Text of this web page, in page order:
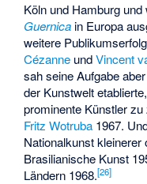
Köln und Hamburg
Guernica in Europa
weitere
Cézanne undVincent
sah seine Aufgabe
der Kunstwelt
prominente Künstler zu
Fritz Wotruba 1967.
Nationalkunst kleinerer
Brasilianische Kunst
Ländern 1968.[26]